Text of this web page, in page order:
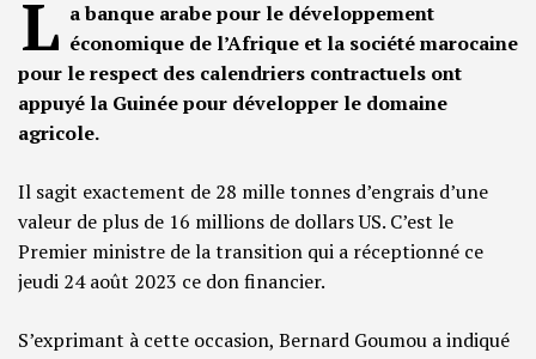
L a banque arabe pour le développement
économique de l’Afrique et la société marocaine
pour le respect des calendriers contractuels ont
appuyé la Guinée pour développer le domaine
agricole.
Il sagit exactement de 28 mille tonnes d’engrais d’une
valeur de plus de 16 millions de dollars US. C’est le
Premier ministre de la transition qui a réceptionné ce
jeudi 24 août 2023 ce don financier.
S’exprimant à cette occasion, Bernard Goumou a indiqué